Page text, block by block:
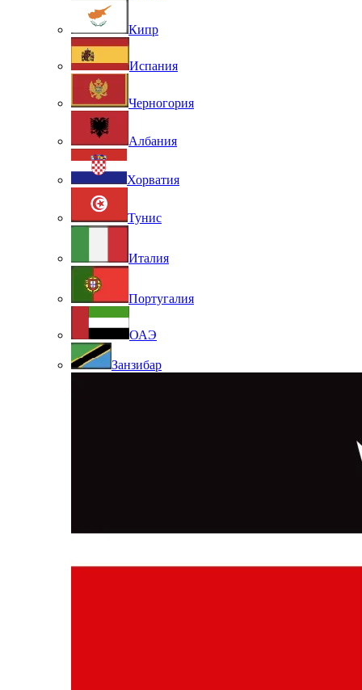
Кипр
Испания
Черногория
Албания
Хорватия
Тунис
Италия
Португалия
ОАЭ
Занзибар